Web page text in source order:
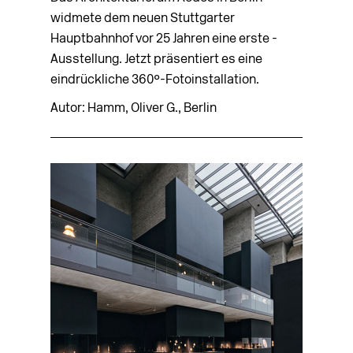
widmete dem neuen ­Stuttgarter
Hauptbahnhof vor 25 Jahren eine erste ­
Ausstellung. Jetzt präsentiert es eine
eindrückliche 360°-Foto­installation.
Autor: Hamm, Oliver G., Berlin